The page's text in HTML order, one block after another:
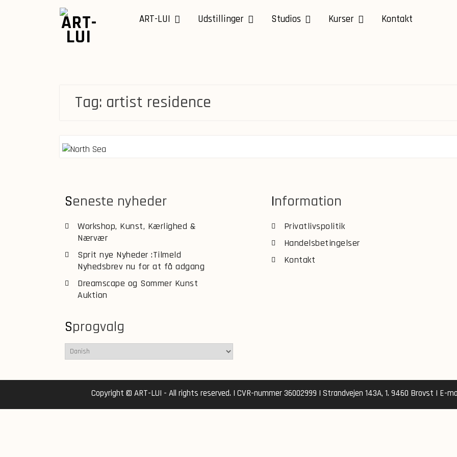
ART-LUI Udstillinger Studios Kurser Kontakt
Tag: artist residence
Seneste nyheder
Workshop, Kunst, Kærlighed &
Nærvær
Sprit nye Nyheder :Tilmeld
Nyhedsbrev nu for at få adgang
Dreamscape og Sommer Kunst
Auktion
Sprogvalg
Information
Privatlivspolitik
Handelsbetingelser
Kontakt
Copyright © ART-LUI - All rights reserved. | CVR-nummer 36002999 | Strandvejen 143A, 1. 9460 Brovst | E-